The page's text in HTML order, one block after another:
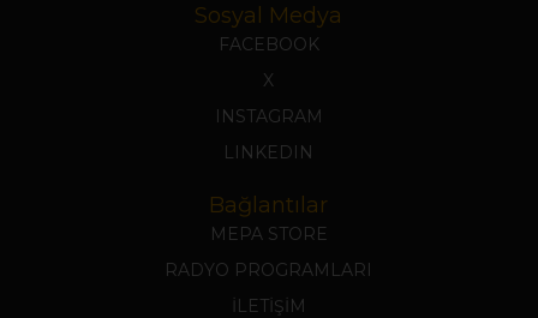
Sosyal Medya
FACEBOOK
X
INSTAGRAM
LINKEDIN
Bağlantılar
MEPA STORE
RADYO PROGRAMLARI
İLETİŞİM